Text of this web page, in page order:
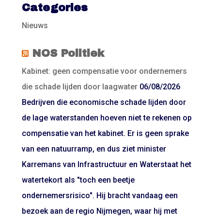
Categories
Nieuws
NOS Politiek
Kabinet: geen compensatie voor ondernemers
die schade lijden door laagwater 06/08/2026
Bedrijven die economische schade lijden door
de lage waterstanden hoeven niet te rekenen op
compensatie van het kabinet. Er is geen sprake
van een natuurramp, en dus ziet minister
Karremans van Infrastructuur en Waterstaat het
watertekort als "toch een beetje
ondernemersrisico". Hij bracht vandaag een
bezoek aan de regio Nijmegen, waar hij met